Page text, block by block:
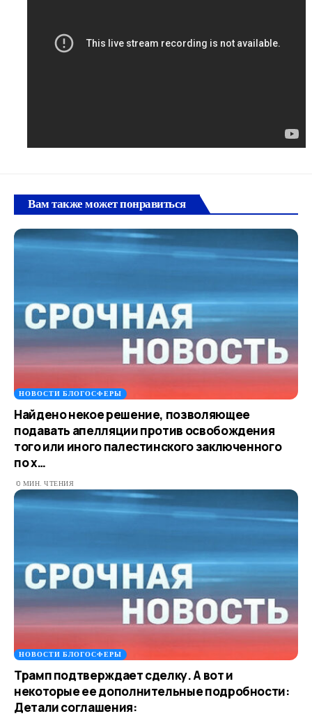
Вам также может понравиться
НОВОСТИ БЛОГОСФЕРЫ
Найдено некое решение, позволяющее
подавать апелляции против освобождения
того или иного палестинского заключенного
по х…
0 МИН. ЧТЕНИЯ
НОВОСТИ БЛОГОСФЕРЫ
Трамп подтверждает сделку. А вот и
некоторые ее дополнительные подробности:
Детали соглашения: